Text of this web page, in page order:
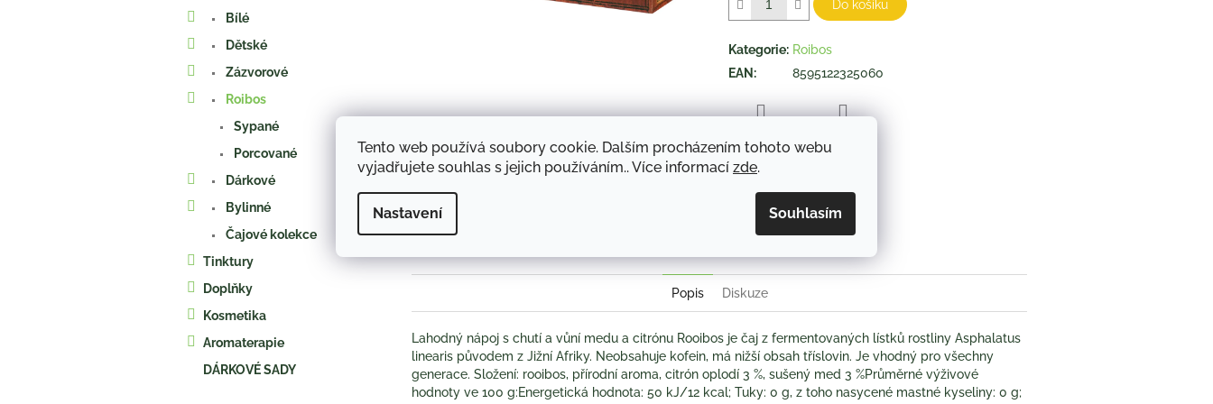
Tento web používá soubory cookie. Dalším procházením tohoto webu
vyjadřujete souhlas s jejich používáním.. Více informací zde.
Nastavení Souhlasím
Bílé
Dětské
Zázvorové
Roibos
Sypané
Porcované
Dárkové
Bylinné
Čajové kolekce
Tinktury
Doplňky
Kosmetika
Aromaterapie
DÁRKOVÉ SADY
hvězdiček.
Do košíku
Kategorie: Roibos
EAN: 8595122325060
TwitterFacebook
Popis Diskuze
Lahodný nápoj s chutí a vůní medu a citrónu Rooibos je čaj z fermentovaných lístků rostliny Asphalatus
linearis původem z Jižní Afriky. Neobsahuje kofein, má nižší obsah tříslovin. Je vhodný pro všechny
generace. Složení: rooibos, přírodní aroma, citrón oplodí 3 %, sušený med 3 %Průměrné výživové
hodnoty ve 100 g:Energetická hodnota: 50 kJ/12 kcal; Tuky: 0 g, z toho nasycené mastné kyseliny: 0 g;